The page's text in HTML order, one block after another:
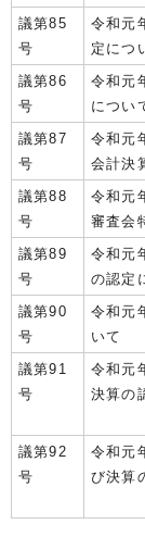
議第85
号
令和元
定につ
議第86
号
令和元
につい
議第87
号
令和元
会計決
議第88
号
令和元
審査会
議第89
号
令和元
の認定
議第90
号
令和元
いて
議第91
号
令和元
決算の
議第92
号
令和元
び決算